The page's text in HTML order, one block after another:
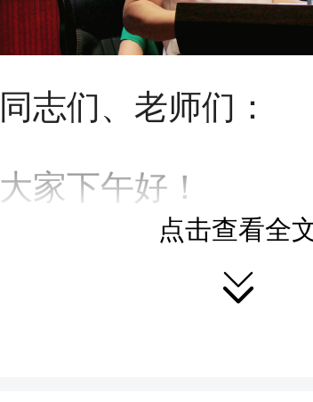
同志们、老师们：
大家下午好！
今天，我跟大家讲
点击查看全
